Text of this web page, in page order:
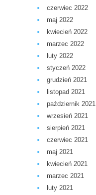
czerwiec 2022
maj 2022
kwiecień 2022
marzec 2022
luty 2022
styczeń 2022
grudzień 2021
listopad 2021
październik 2021
wrzesień 2021
sierpień 2021
czerwiec 2021
maj 2021
kwiecień 2021
marzec 2021
luty 2021